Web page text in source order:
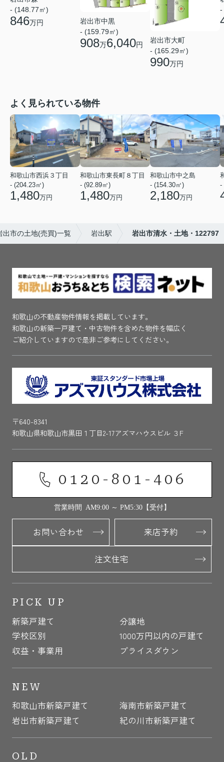
- (148.77㎡)
846万円
岩出市中黒
- (159.79㎡)
908万6,040円
岩出市大町
- (165.29㎡)
990万円
-
よく見られている物件
和歌山市西浜３丁目
- (204.23㎡)
1,480万円
和歌山市東長町８丁目
- (92.89㎡)
1,480万円
和歌山市中之島
- (154.30㎡)
2,180万円
-
出市の土地(売買)一覧 岩出駅 岩出市清水・土地・122797
和歌山の不動産物件情報を掲載しています。
和歌山の新築一戸建て・中古物件を含めた物件を幅広く
ご紹介していますので是非ご参考にしてください。
〒640-8341
和歌山県和歌山市黒田１丁目2-17アズマハウスビル ３F
0120-801-406
営業時間 AM9:00 ～ PM5:30【受付】
お問い合わせ 来店予約
注文住宅
PICK UP
新築戸建て
分譲地
学校区別
1000万円以内の戸建て
収益・事業用
プライスダウン
NEW
和歌山市新築戸建て
海南市新築戸建て
岩出市新築戸建て
紀の川市新築戸建て
OLD